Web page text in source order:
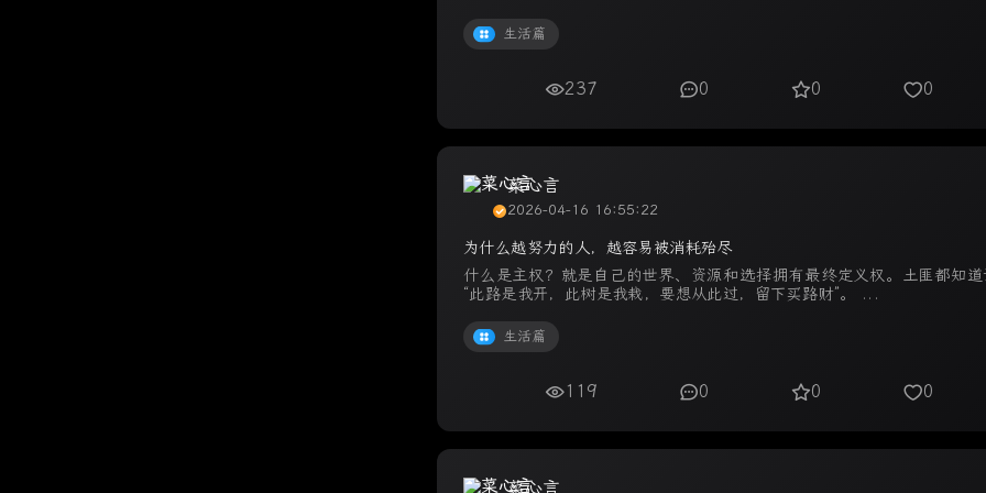
生活篇
237 0 0 0
菜心言
2026-04-16 16:55:22
为什么越努力的人，越容易被消耗殆尽
什么是主权？就是自己的世界、资源和选择拥有最终定义权。土匪都知
“此路是我开，此树是我栽，要想从此过，留下买路财”。 ...
生活篇
119 0 0 0
菜心言